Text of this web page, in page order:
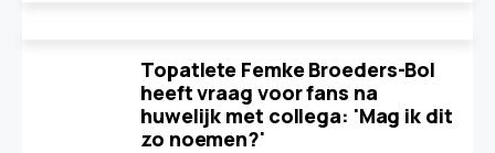
Topatlete Femke Broeders-Bol
heeft vraag voor fans na
huwelijk met collega: 'Mag ik dit
zo noemen?'